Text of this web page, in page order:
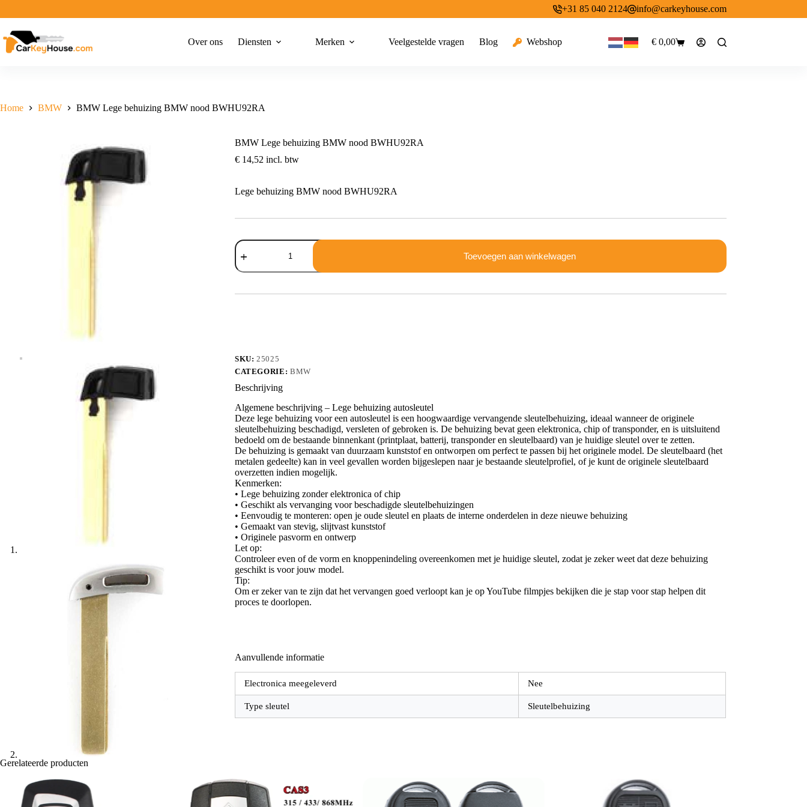
inhoud
+31 85 040 2124 info@carkeyhouse.com
Over ons Diensten Merken Veelgestelde vragen Blog Webshop Winkelwagen
€0,00
Home BMW BMW Lege behuizing BMW nood BWHU92RA
BMW Lege behuizing BMW nood BWHU92RA
€14,52 incl. btw
Lege behuizing BMW nood BWHU92RA
BMW
Lege
behuizing
BMW
BWHU92RA
Toevoegen aan winkelwagen
SKU:25025
CATEGORIE:BMW
Beschrijving
Algemene beschrijving – Lege behuizing autosleutel
Deze lege behuizing voor een autosleutel is een hoogwaardige vervangende sleutelbehuizing, ideaal wanneer de originele
sleutelbehuizing beschadigd, versleten of gebroken is. De behuizing bevat geen elektronica, chip of transponder, en is uitsluitend
bedoeld om de bestaande binnenkant (printplaat, batterij, transponder en sleutelbaard) van je huidige sleutel over te zetten.
De behuizing is gemaakt van duurzaam kunststof en ontworpen om perfect te passen bij het originele model. De sleutelbaard (het
metalen gedeelte) kan in veel gevallen worden bijgeslepen naar je bestaande sleutelprofiel, of je kunt de originele sleutelbaard
overzetten indien mogelijk.
Kenmerken:
• Lege behuizing zonder elektronica of chip
• Geschikt als vervanging voor beschadigde sleutelbehuizingen
• Eenvoudig te monteren: open je oude sleutel en plaats de interne onderdelen in deze nieuwe behuizing
• Gemaakt van stevig, slijtvast kunststof
• Originele pasvorm en ontwerp
Let op:
Controleer even of de vorm en knoppenindeling overeenkomen met je huidige sleutel, zodat je zeker weet dat deze behuizing
geschikt is voor jouw model.
Tip:
Om er zeker van te zijn dat het vervangen goed verloopt kan je op YouTube filmpjes bekijken die je stap voor stap helpen dit
proces te doorlopen.
Aanvullende informatie
Electronica meegeleverd Nee
Type sleutel Sleutelbehuizing
Gerelateerde producten